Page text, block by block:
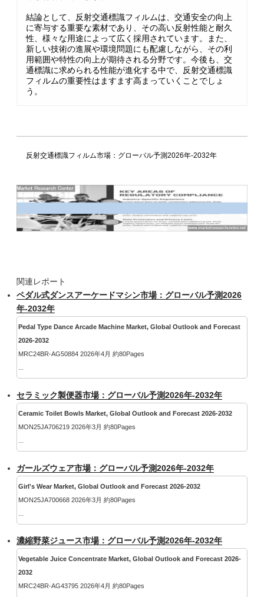
結論として、反射交通標識フィルムは、交通安全の向上
に寄与する重要な素材であり、その高い反射性能と耐久
性、様々な用途によって広く採用されています。また、
新しい技術の進展や環境問題にも配慮しながら、その利
用範囲や特性の向上が期待される分野です。今後も、交
通標識に求められる性能が進化する中で、反射交通標識
フィルムの重要性はますます高まっていくことでしょ
う。
反射交通標識フィルム市場：グローバル予測2026年-2032年
関連レポート
ペダル式ダンスアーケードマシン市場：グローバル予測2026
年-2032年
Pedal Type Dance Arcade Machine Market, Global Outlook and Forecast
2026-2032
MRC24BR-AG50884 2026年4月 約80Pages
セラミック製便器市場：グローバル予測2026年-2032年
Ceramic Toilet Bowls Market, Global Outlook and Forecast 2026-2032
MON25JA706219 2026年3月 約80Pages
ガールズウェア市場：グローバル予測2026年-2032年
Girl's Wear Market, Global Outlook and Forecast 2026-2032
MON25JA700668 2026年3月 約80Pages
濃縮野菜ジュース市場：グローバル予測2026年-2032年
Vegetable Juice Concentrate Market, Global Outlook and Forecast 2026-
2032
MRC24BR-AG43795 2026年4月 約80Pages